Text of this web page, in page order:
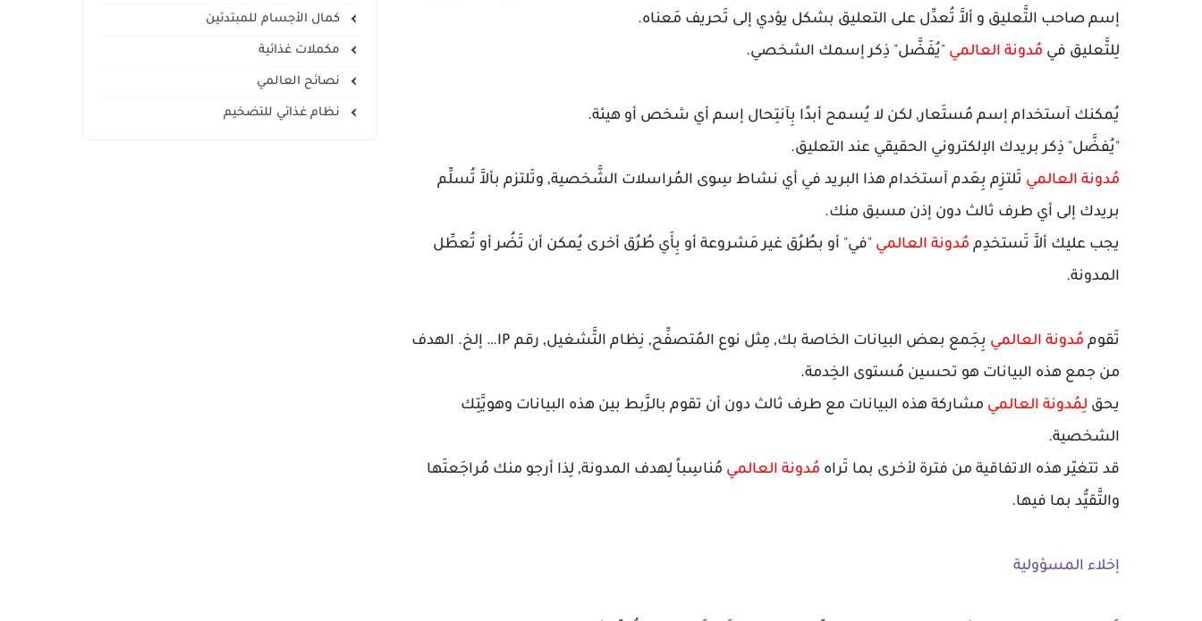
إسم صاحب التَّعليق و ألاَّ تُعدِّل على التعليق بشكل يؤدي إلى تَحريف مَعناه.
لِلتَّعليق في مُدونة العالمي "يُفَضَّل" ذِكر إسمك الشخصي.
يُمكنك آستخدام إسم مُستَعار, لكن لا يُسمح أبدًا بِآنتِحال إسم أي شخص أو هيئة.
"يُفضَّل" ذِكر بريدك الإلكتروني الحقيقي عند التعليق.
مُدونة العالمي تَلتزِم بِعَدم آستخدام هذا البريد في أي نشاط سِوى المُراسلات الشَّخصية, وتَلتزم بألاَّ تُسلِّم
بريدك إلى أي طرف ثالث دون إذن مسبق منك.
يجب عليك ألاَّ تَستخدِم مُدونة العالمي "في" أو بطُرُق غير مَشروعة أو بِأَي طُرُق أخرى يُمكن أن تَضُر أو تُعطِّل
المدونة.
تَقوم مُدونة العالمي
بِجَمع بعض البيانات الخاصة بك, مِثل نوع المُتصفِّح, نِظام التَّشغيل, رقم IP… إلخ. الهدف
من جمع هذه البيانات هو تحسين مُستوى الخِدمة.
يحق لِمُدونة العالمي مشاركة هذه البيانات مع طرف ثالث دون أن تقوم بالرَّبط بين هذه البيانات وهويَّتِك
الشخصية.
قد تتغيّر هذه الاتفاقية من فترة لأخرى بما تَراه مُدونة العالمي مُناسِباً لِهدف المدونة, لِذا أرجو منك مُراجَعتَها
والتَّقيُّد بما فيها.
إخلاء المسؤولية
كمال الأجسام للمبتدئين
مكملات غذائية
نصائح العالمي
نظام غذائي للتضخيم